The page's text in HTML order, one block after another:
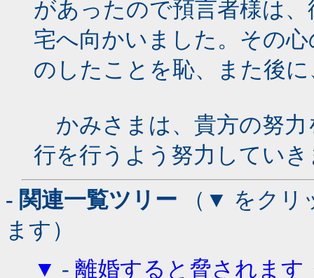
があったので預言者様は
宅へ向かいました。その
のしたことを恥、また後
かみさまは、貴方の努力
行を行うよう努力してい
- 関連一覧ツリー （▼ をクリ
ます）
▼ - 離婚すると脅されます